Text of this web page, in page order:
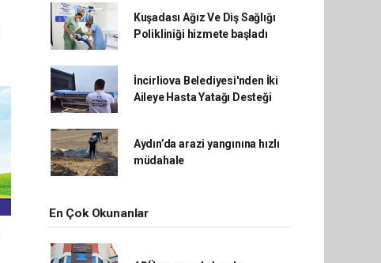
Kuşadası Ağız Ve Diş Sağlığı
Polikliniği hizmete başladı
İncirliova Belediyesi'nden İki
Aileye Hasta Yatağı Desteği
Aydın’da arazi yangınına hızlı
müdahale
En Çok Okunanlar